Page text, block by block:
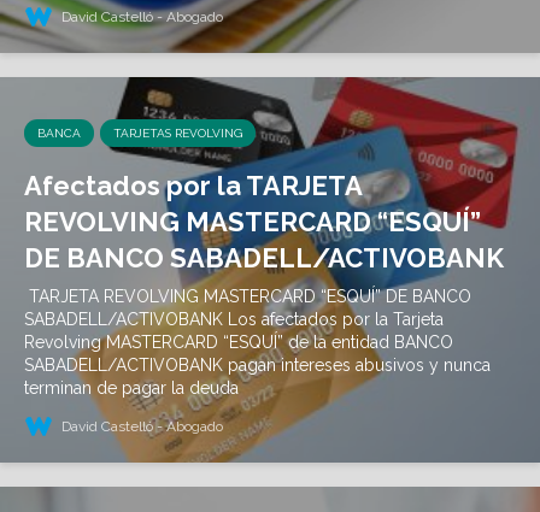
David Castelló - Abogado
BANCA TARJETAS REVOLVING
Afectados por la TARJETA
REVOLVING MASTERCARD “ESQUÍ”
DE BANCO SABADELL/ACTIVOBANK
TARJETA REVOLVING MASTERCARD “ESQUÍ” DE BANCO
SABADELL/ACTIVOBANK Los afectados por la Tarjeta
Revolving MASTERCARD “ESQUÍ” de la entidad BANCO
SABADELL/ACTIVOBANK pagan intereses abusivos y nunca
terminan de pagar la deuda
David Castelló - Abogado